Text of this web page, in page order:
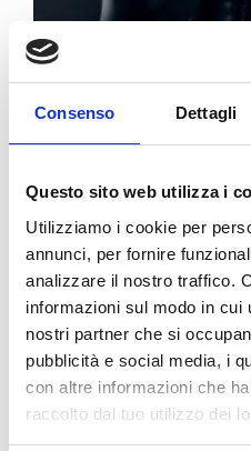
Consenso Dettagli
Questo sito web utilizza i
Utilizziamo i cookie per
annunci, per fornire
analizzare il nostro traffico.
informazioni sul modo in
nostri partner che si
pubblicità e social media, i
con altre informazioni che
raccolto dal tuo utilizzo dei
LAVAGGIO AUTO A
Grazie alle sue capacità
lavaggio [...]
By BolognaGomme Meccanica